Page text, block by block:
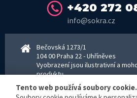
+420 272
info@sokra.cz
Bečovská 1273/1
104 00 Praha 22 - Uhříněves
Vyobrazení jsou ilustrativní a
produktu.
www.sokra.cz│www.haier-
Tento web používá soubory cookie.